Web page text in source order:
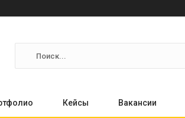
Кейсы Вакансии